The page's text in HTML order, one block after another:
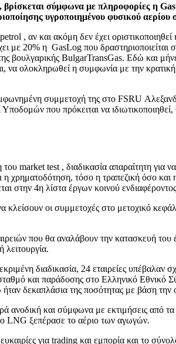
σύμφωνα με πληροφορίες η
υγροποιημένου φυσικού αερίου
, αν και ακόμη δεν έχει
με 20% η GasLog που
BulgarTransGas. Εδώ και
να ολοκληρωθεί η συμφωνία με την
συμμετοχή της στο FSRU
που πρόκειται να
market test , διαδικασία απαραίτητη για
χρηματοδότηση, τόσο η τραπεζική όσο
στην 4η λίστα έργων κοινού
οι συμμετοχές στο μετοχικό
που θα αναλάβουν την κατασκευή
λειτουργία.
διαδικασία, 24 εταιρείες υπέβαλαν
και παράδοσης στο Ελληνικό
δεκαπλάσια της ποσότητας με βάση την
ανοδική και σύμφωνα με εκτιμήσεις από
LNG ξεπέρασε το αέριο των αγωγών.
για trading και εμπορία και το